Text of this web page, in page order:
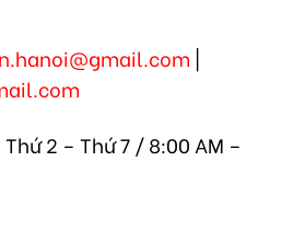
|
Thứ 2 – Thứ 7 / 8:00 AM –